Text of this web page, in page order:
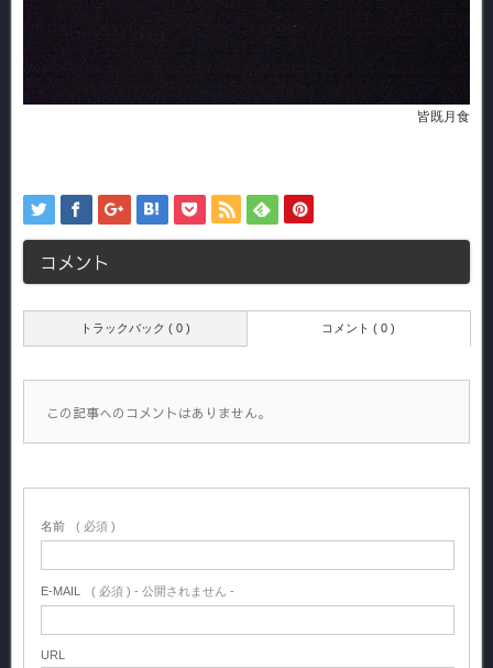
皆既月食
コメント
トラックバック ( 0 ) コメント ( 0 )
この記事へのコメントはありません。
名前 ( 必須 )
E-MAIL ( 必須 ) - 公開されません -
URL